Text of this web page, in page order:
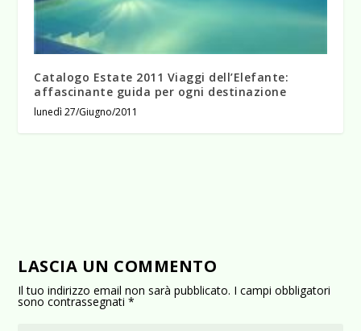
Catalogo Estate 2011 Viaggi dell’Elefante:
affascinante guida per ogni destinazione
lunedì 27/Giugno/2011
LASCIA UN COMMENTO
Il tuo indirizzo email non sarà pubblicato. I campi obbligatori
sono contrassegnati*